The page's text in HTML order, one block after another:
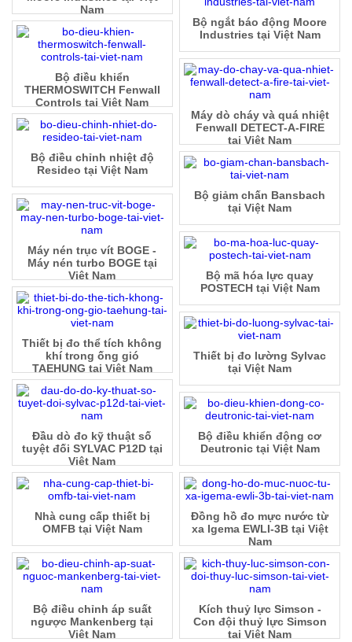
Nam
Bộ ngắt báo động Moore
Industries tại Việt Nam
Bộ điều khiển
THERMOSWITCH Fenwall
Controls tại Việt Nam
Máy dò cháy và quá nhiệt
Fenwall DETECT-A-FIRE
tại Việt Nam
Bộ điều chỉnh nhiệt độ
Resideo tại Việt Nam
Bộ giảm chấn Bansbach
tại Việt Nam
Máy nén trục vít BOGE -
Máy nén turbo BOGE tại
Việt Nam
Bộ mã hóa lực quay
POSTECH tại Việt Nam
Thiết bị đo thể tích không
khí trong ống gió
TAEHUNG tại Việt Nam
Thiết bị đo lường Sylvac
tại Việt Nam
Đầu dò đo kỹ thuật số
tuyệt đối SYLVAC P12D tại
Việt Nam
Bộ điều khiển động cơ
Deutronic tại Việt Nam
Nhà cung cấp thiết bị
OMFB tại Việt Nam
Đồng hồ đo mực nước từ
xa Igema EWLI-3B tại Việt
Nam
Bộ điều chỉnh áp suất
ngược Mankenberg tại
Việt Nam
Kích thuỷ lực Simson -
Con đội thuỷ lực Simson
tại Việt Nam